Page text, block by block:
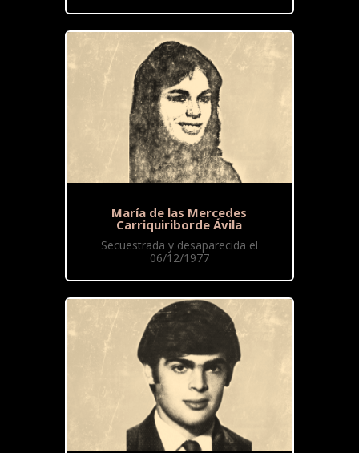
María de las Mercedes
Carriquiriborde Ávila
Secuestrada y desaparecida el
06/12/1977